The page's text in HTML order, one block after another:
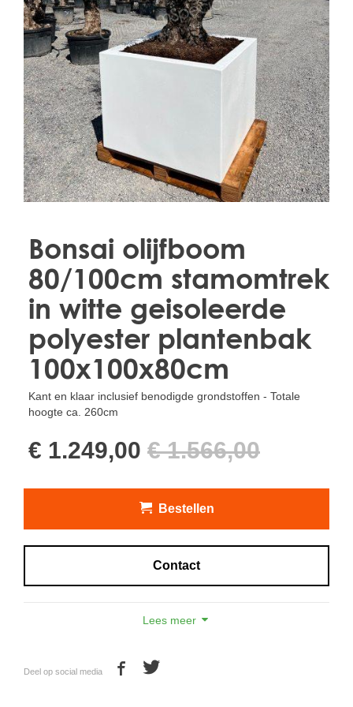
Treesafe
VORSTBESCHERMINGVOORBOMEN.NL
WINTERSCHUTZFUERBAEUME.DE
FROSTPROTECTIONFORTREES.CO.UK
Terracotta
TERRACOTTA.NL
TERRACOTTA.BE
TERRAKOTTA.DE
Bonsai olijfboom
80/100cm stamomtrek
in witte geisoleerde
polyester plantenbak
100x100x80cm
Kant en klaar inclusief benodigde grondstoffen - Totale
hoogte ca. 260cm
€ 1.249,00 € 1.566,00
Bestellen
Contact
1 stuk Olea europea "Bonsai" 80/100 cm stamomtrek €
Lees meer
Deel op social media